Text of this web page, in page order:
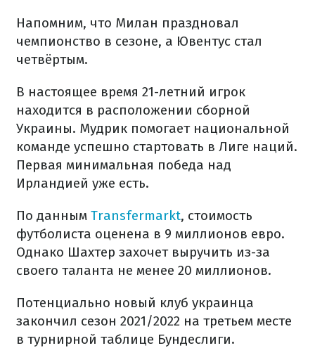
Напомним, что Милан праздновал
чемпионство в сезоне, а Ювентус стал
четвёртым.
В настоящее время 21-летний игрок
находится в расположении сборной
Украины. Мудрик помогает национальной
команде успешно стартовать в Лиге наций.
Первая минимальная победа над
Ирландией уже есть.
По данным Transfermarkt, стоимость
футболиста оценена в 9 миллионов евро.
Однако Шахтер захочет выручить из-за
своего таланта не менее 20 миллионов.
Потенциально новый клуб украинца
закончил сезон 2021/2022 на третьем месте
в турнирной таблице Бундеслиги.